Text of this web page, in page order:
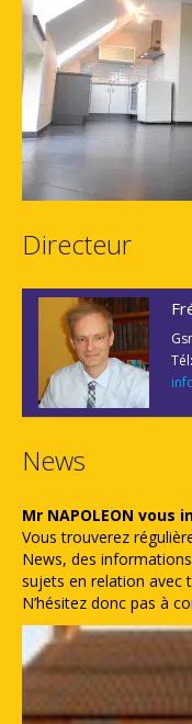
Directeur
News
Mr NAPOLEON vous
Vous trouverez
News, des
sujets en relation avec
N’hésitez donc pas à